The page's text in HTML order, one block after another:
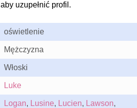
aby uzupełnić profil.
oświetlenie
Mężczyzna
Włoski
Luke
Logan, Lusine, Lucien, Lawson,